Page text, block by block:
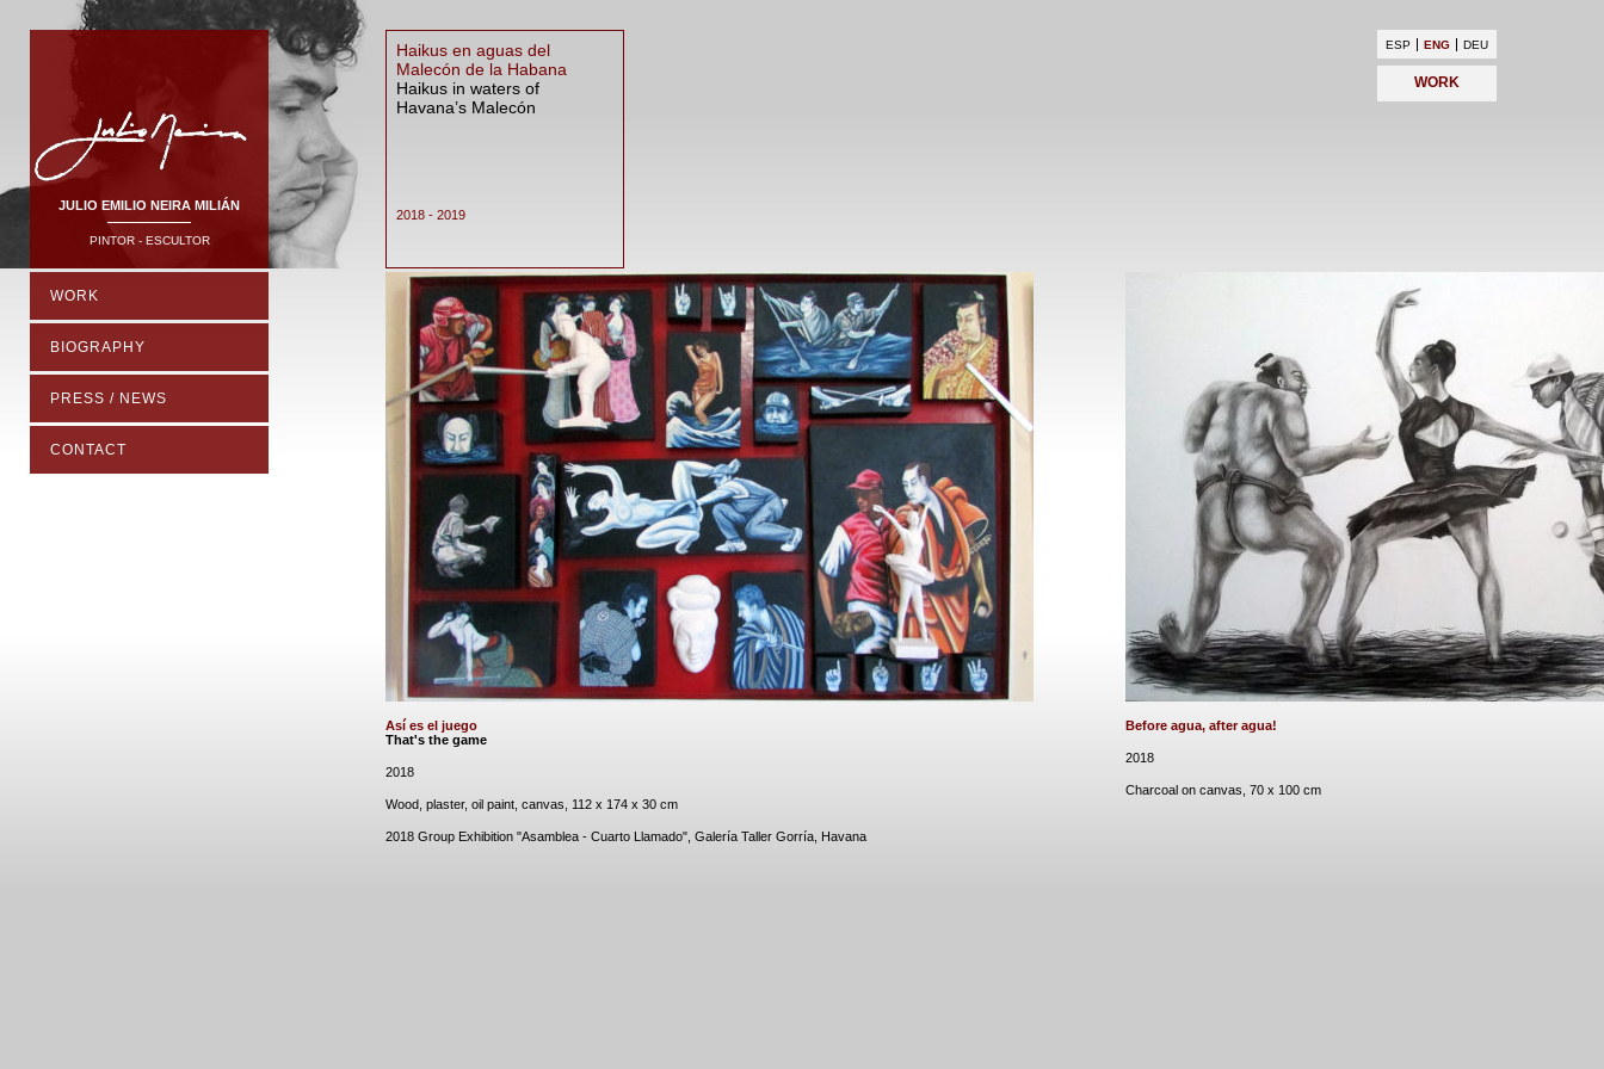
WORK
2018 - 2019
Haikus en aguas del
Malecón de la Habana
Haikus in waters of
Havana’s Malecón
Así es el juego
That's the game
2018
Wood, plaster, oil paint, canvas, 112 x 174 x 30 cm
2018 Group Exhibition "Asamblea - Cuarto Llamado", Galería Taller Gorría, Havana
Before agua, after agua!
2018
Charcoal on canvas, 70 x 100 cm
JULIO EMILIO NEIRA MILIÁN
PINTOR - ESCULTOR
WORK
BIOGRAPHY
PRESS / NEWS
CONTACT
ESP ENG DEU